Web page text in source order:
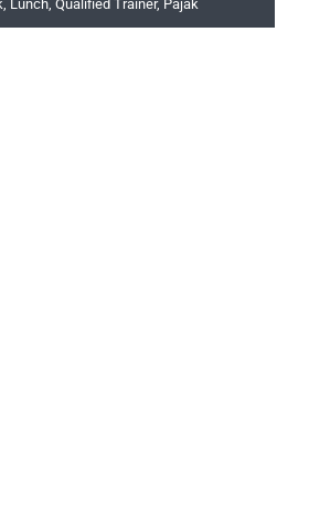
Lunch, Qualified Trainer, Pajak